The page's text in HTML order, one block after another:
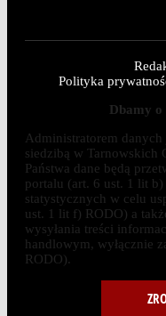
Polityka
Dbamy o
Administratorem danych
siedzibą w Tarnowskich
Państwa dane będą
portalu (art. 6 ust. 1 lit
statystycznych w celu
ust. 1 lit f) RODO) a
wysyłania treści
handlowym, wyłącznie
RODO).